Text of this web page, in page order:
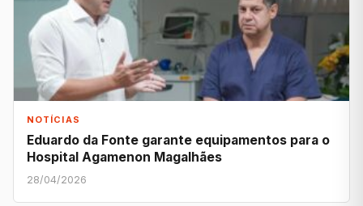
NOTÍCIAS
Eduardo da Fonte garante equipamentos para o
Hospital Agamenon Magalhães
28/04/2026